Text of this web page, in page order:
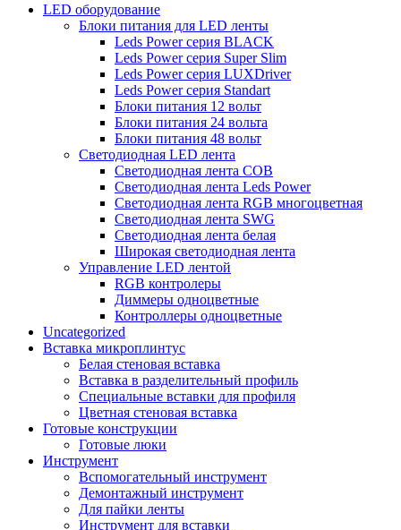
LED оборудование
Блоки питания для LED ленты
Leds Power cерия BLACK
Leds Power cерия Super Slim
Leds Power серия LUXDriver
Leds Power серия Standart
Блоки питания 12 вольт
Блоки питания 24 вольта
Блоки питания 48 вольт
Светодиодная LED лента
Светодиодная лента COB
Светодиодная лента Leds Power
Светодиодная лента RGB многоцветная
Светодиодная лента SWG
Светодиодная лента белая
Широкая светодиодная лента
Управление LED лентой
RGB контролеры
Диммеры одноцветные
Контроллеры одноцветные
Uncategorized
Вставка микроплинтус
Белая стеновая вставка
Вставка в разделительный профиль
Специальные вставки для профиля
Цветная стеновая вставка
Готовые конструкции
Готовые люки
Инструмент
Вспомогательный инструмент
Демонтажный инструмент
Для пайки ленты
Инструмент для вставки